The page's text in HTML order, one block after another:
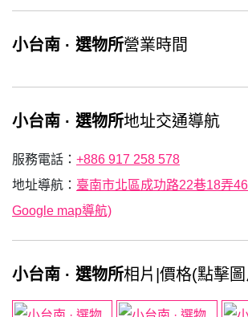
小台南 · 選物所營業時間
小台南 · 選物所地址交通導航
服務電話： +886 917 258 578
地址導航： 臺南市北區成功路22巷18弄
Google map導航)
小台南 · 選物所相片|價格(點擊